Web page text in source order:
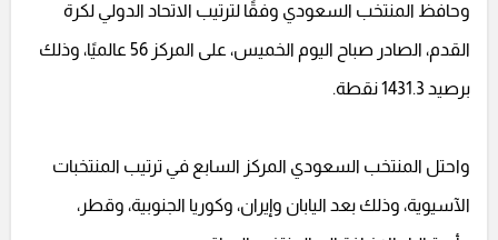
وحافظ المنتخب السعودي وفقًا لترتيب الاتحاد الدولي لكرة
القدم، الصادر صباح اليوم الخميس، على المركز 56 عالميًا، وذلك
برصيد 1431.3 نقطة.
واحتل المنتخب السعودي المركز السابع في ترتيب المنتخبات
الآسيوية، وذلك بعد اليابان وإيران، وكوريا الجنوبية، وقطر،